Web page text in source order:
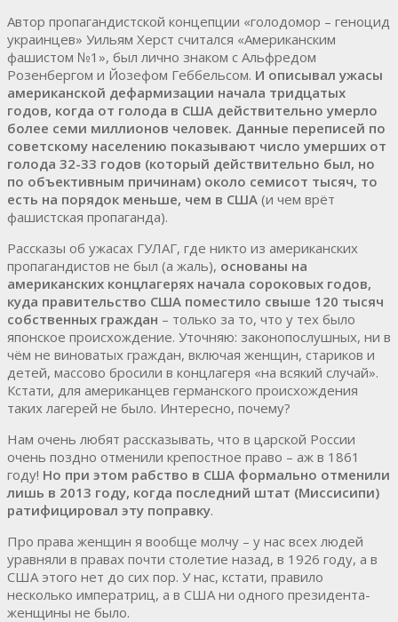
Автор пропагандистской концепции «голодомор – геноцид
украинцев» Уильям Херст считался «Американским
фашистом №1», был лично знаком с Альфредом
Розенбергом и Йозефом Геббельсом. И описывал ужасы
американской дефармизации начала тридцатых
годов, когда от голода в США действительно умерло
более семи миллионов человек. Данные переписей по
советскому населению показывают число умерших от
голода 32-33 годов (который действительно был, но
по объективным причинам) около семисот тысяч, то
есть на порядок меньше, чем в США (и чем врёт
фашистская пропаганда).
Рассказы об ужасах ГУЛАГ, где никто из американских
пропагандистов не был (а жаль), основаны на
американских концлагерях начала сороковых годов,
куда правительство США поместило свыше 120 тысяч
собственных граждан – только за то, что у тех было
японское происхождение. Уточняю: законопослушных, ни в
чём не виноватых граждан, включая женщин, стариков и
детей, массово бросили в концлагеря «на всякий случай».
Кстати, для американцев германского происхождения
таких лагерей не было. Интересно, почему?
Нам очень любят рассказывать, что в царской России
очень поздно отменили крепостное право – аж в 1861
году! Но при этом рабство в США формально отменили
лишь в 2013 году, когда последний штат (Миссисипи)
ратифицировал эту поправку.
Про права женщин я вообще молчу – у нас всех людей
уравняли в правах почти столетие назад, в 1926 году, а в
США этого нет до сих пор. У нас, кстати, правило
несколько императриц, а в США ни одного президента-
женщины не было.